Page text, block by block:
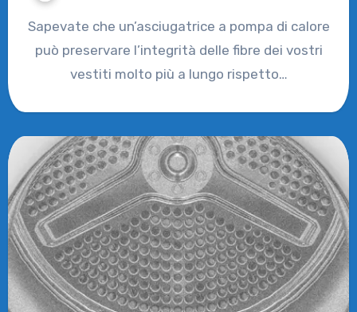
Sapevate che un’asciugatrice a pompa di calore
può preservare l’integrità delle fibre dei vostri
vestiti molto più a lungo rispetto…